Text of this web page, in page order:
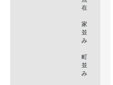
在
家
並
み
町
並
み